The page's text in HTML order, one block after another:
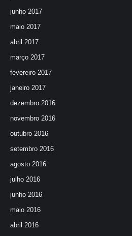
junho 2017
maio 2017
abril 2017
março 2017
fevereiro 2017
janeiro 2017
dezembro 2016
novembro 2016
outubro 2016
setembro 2016
agosto 2016
julho 2016
junho 2016
maio 2016
abril 2016